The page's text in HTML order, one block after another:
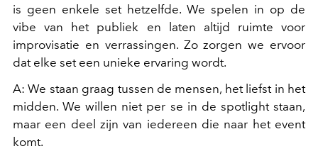
is geen enkele set hetzelfde. We spelen in op de
vibe van het publiek en laten altijd ruimte voor
improvisatie en verrassingen. Zo zorgen we ervoor
dat elke set een unieke ervaring wordt.
A: We staan graag tussen de mensen, het liefst in het
midden. We willen niet per se in de spotlight staan,
maar een deel zijn van iedereen die naar het event
komt.